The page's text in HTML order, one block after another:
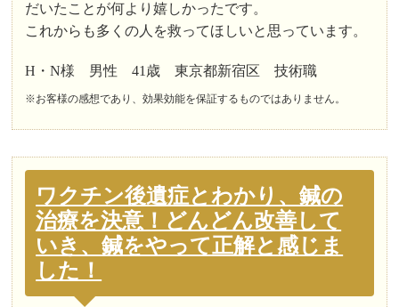
だいたことが何より嬉しかったです。
これからも多くの人を救ってほしいと思っています。
H・N様 男性 41歳 東京都新宿区 技術職
※お客様の感想であり、効果効能を保証するものではありません。
ワクチン後遺症とわかり、鍼の
治療を決意！どんどん改善して
いき、鍼をやって正解と感じま
した！